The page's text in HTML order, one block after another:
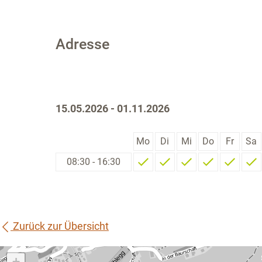
Adresse
15.05.2026 - 01.11.2026
Mo Di Mi Do Fr
Sa
08:30 - 16:30
Zurück zur Übersicht